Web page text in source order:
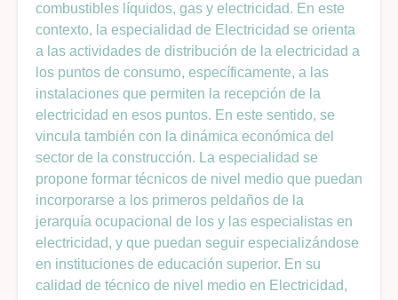
combustibles líquidos, gas y electricidad. En este
contexto, la especialidad de Electricidad se orienta
a las actividades de distribución de la electricidad a
los puntos de consumo, específicamente, a las
instalaciones que permiten la recepción de la
electricidad en esos puntos. En este sentido, se
vincula también con la dinámica económica del
sector de la construcción. La especialidad se
propone formar técnicos de nivel medio que puedan
incorporarse a los primeros peldaños de la
jerarquía ocupacional de los y las especialistas en
electricidad, y que puedan seguir especializándose
en instituciones de educación superior. En su
calidad de técnico de nivel medio en Electricidad,